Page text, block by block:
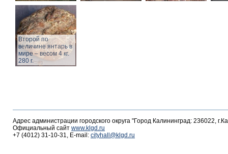
Второй по
величине янтарь в
мире – весом 4 кг.
280 г.
Адрес администрации городского округа "Город Калининград: 236022,
Официальный сайт www.klgd.ru
+7 (4012) 31-10-31, E-mail: cityhall@klgd.ru